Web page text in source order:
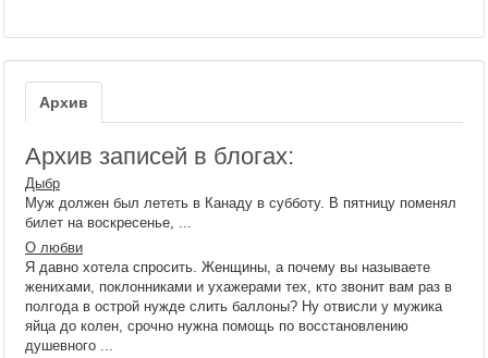
Архив
Архив записей в блогах:
Дыбр
Муж должен был лететь в Канаду в субботу. В пятницу поменял
билет на воскресенье, ...
О любви
Я давно хотела спросить. Женщины, а почему вы называете
женихами, поклонниками и ухажерами тех, кто звонит вам раз в
полгода в острой нужде слить баллоны? Ну отвисли у мужика
яйца до колен, срочно нужна помощь по восстановлению
душевного ...